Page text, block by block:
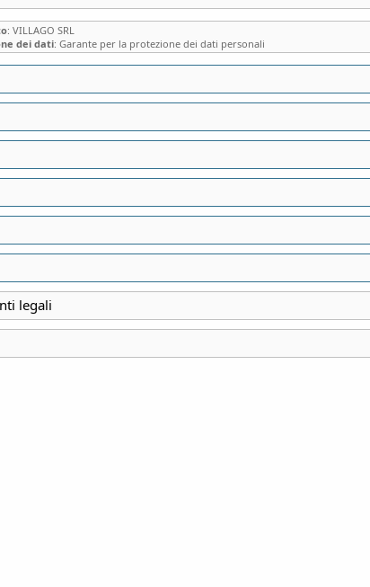
LOMAZZO, IL
ELEGANTE” E DEL
VILLAGGIO
: VILLAGO SRL
dei dati: Garante per la protezione dei dati personali
legali